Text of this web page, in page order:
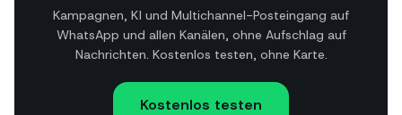
Kampagnen, KI und Multichannel-Posteingang auf
WhatsApp und allen Kanälen, ohne Aufschlag auf
Nachrichten. Kostenlos testen, ohne Karte.
Kostenlos testen